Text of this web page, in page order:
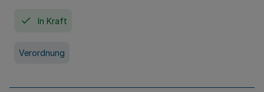
In Kraft
Verordnung